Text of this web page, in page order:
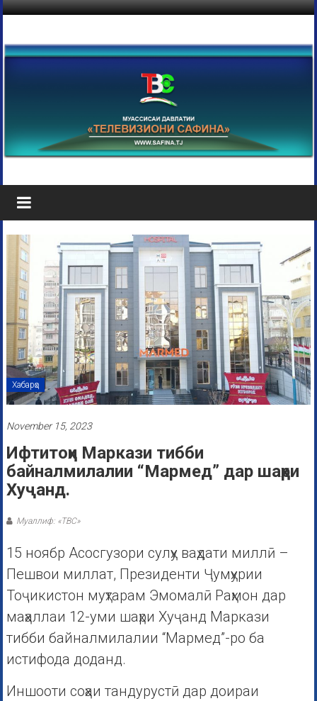
Хабарҳо
November 15, 2023
Ифтитоҳи Маркази тибби
байналмилалии “Мармед” дар шаҳри
Хуҷанд.
Муаллиф: «ТВС»
15 ноябр Асосгузори сулҳу ваҳдати миллӣ –
Пешвои миллат, Президенти Ҷумҳурии
Тоҷикистон муҳтарам Эмомалӣ Раҳмон дар
маҳаллаи 12-уми шаҳри Хуҷанд Маркази
тибби байналмилалии “Мармед”-ро ба
истифода доданд.
Иншооти соҳаи тандурустӣ дар доираи